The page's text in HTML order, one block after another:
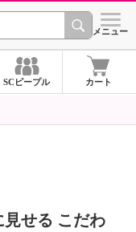
シ
メニュー
SCピープル カート
せる こだわ